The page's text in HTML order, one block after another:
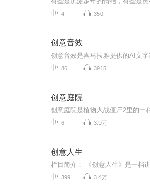
4 350
创意音效
86 3915
创意庭院
6 3.9万
创意人生
399 3.4万